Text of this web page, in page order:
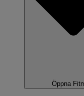
Öppna